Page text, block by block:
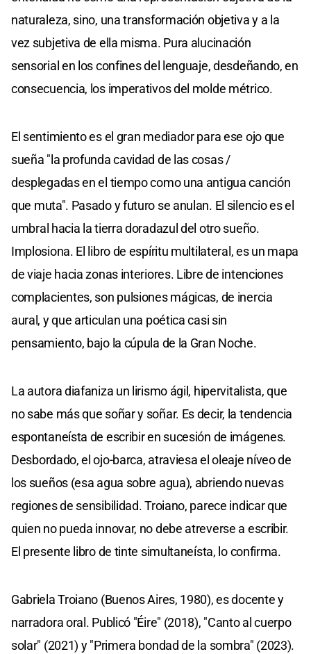
naturaleza, sino, una transformación objetiva y a la
vez subjetiva de ella misma. Pura alucinación
sensorial en los confines del lenguaje, desdeñando, en
consecuencia, los imperativos del molde métrico.
El sentimiento es el gran mediador para ese ojo que
sueña "la profunda cavidad de las cosas /
desplegadas en el tiempo como una antigua canción
que muta". Pasado y futuro se anulan. El silencio es el
umbral hacia la tierra doradazul del otro sueño.
Implosiona. El libro de espíritu multilateral, es un mapa
de viaje hacia zonas interiores. Libre de intenciones
complacientes, son pulsiones mágicas, de inercia
aural, y que articulan una poética casi sin
pensamiento, bajo la cúpula de la Gran Noche.
La autora diafaniza un lirismo ágil, hipervitalista, que
no sabe más que soñar y soñar. Es decir, la tendencia
espontaneísta de escribir en sucesión de imágenes.
Desbordado, el ojo-barca, atraviesa el oleaje níveo de
los sueños (esa agua sobre agua), abriendo nuevas
regiones de sensibilidad. Troiano, parece indicar que
quien no pueda innovar, no debe atreverse a escribir.
El presente libro de tinte simultaneísta, lo confirma.
Gabriela Troiano (Buenos Aires, 1980), es docente y
narradora oral. Publicó "Éire" (2018), "Canto al cuerpo
solar" (2021) y "Primera bondad de la sombra" (2023).